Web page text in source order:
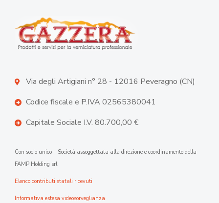
Via degli Artigiani n° 28 - 12016 Peveragno (CN)
Codice fiscale e P.IVA 02565380041
Capitale Sociale I.V. 80.700,00 €
Con socio unico – Società assoggettata alla direzione e coordinamento della
FAMP Holding srl
Elenco contributi statali ricevuti
Informativa estesa videosorveglianza